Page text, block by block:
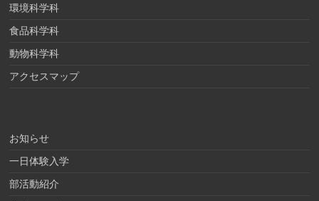
環境科学科
食品科学科
動物科学科
アクセスマップ
お知らせ
一日体験入学
部活動紹介